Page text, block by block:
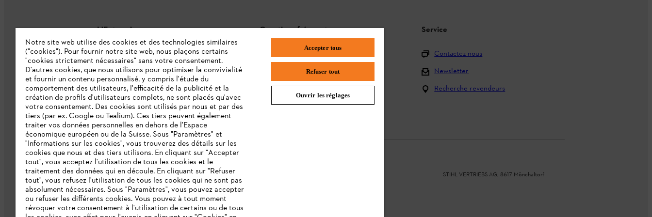
L'Entreprise
À propos de nous
Catalogue
Informations aux fournisseurs
Système d'alerte STIHL
Questions fréquentes
Batteries et Matériel Électrique
Notices d'emploi
Service
Contactez-nous
Newsletter
Recherche revendeurs
Politique de protection des données Mentions légales
STIHL VERTRIEBS AG, 8617 Mönchaltorf
Notre site web utilise des cookies et des technologies similaires
("cookies"). Pour fournir notre site web, nous plaçons certains
"cookies strictement nécessaires" sans votre consentement.
D'autres cookies, que nous utilisons pour optimiser la convivialité
et fournir un contenu personnalisé, y compris l'étude du
comportement des utilisateurs, l'efficacité de la publicité et la
création de profils d'utilisateurs complets, ne sont placés qu'avec
votre consentement. Des cookies sont utilisés par nous et par des
tiers (par ex. Google ou Tealium). Ces tiers peuvent également
traiter vos données personnelles en dehors de l'Espace
économique européen ou de la Suisse. Sous "Paramètres" et
"Informations sur les cookies", vous trouverez des détails sur les
cookies que nous et des tiers utilisons. En cliquant sur "Accepter
tout", vous acceptez l'utilisation de tous les cookies et le
traitement des données qui en découle. En cliquant sur "Refuser
tout", vous refusez l'utilisation de tous les cookies qui ne sont pas
absolument nécessaires. Sous "Paramètres", vous pouvez accepter
ou refuser les différents cookies. Vous pouvez à tout moment
révoquer votre consentement à l'utilisation de certains ou de tous
Accepter tous
Refuser tout
Ouvrir les réglages